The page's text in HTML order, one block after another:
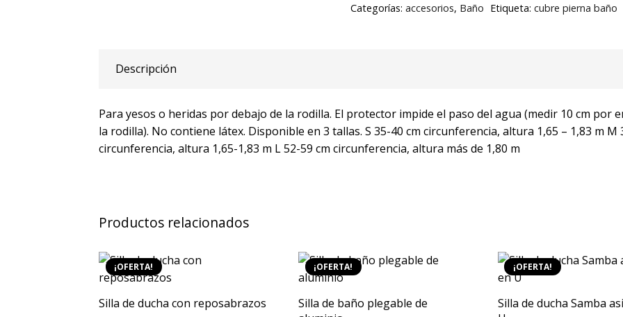
cm
m
cantidad
Categorías: accesorios, Baño Etiqueta: cubre pierna baño
Descripción
Para yesos o heridas por debajo de la rodilla. El protector impide el paso del agua (medir 10 cm por
la rodilla). No contiene látex. Disponible en 3 tallas. S 35-40 cm circunferencia, altura 1,65 – 1,83 m M
circunferencia, altura 1,65-1,83 m L 52-59 cm circunferencia, altura más de 1,80 m
Productos relacionados
¡OFERTA!
Silla de ducha con reposabrazos
¡OFERTA!
Silla de baño plegable de
¡OFERTA!
Silla de ducha Samba